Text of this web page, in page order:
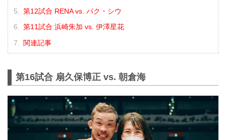
第12試合 RENA vs. パク・シウ
第11試合 浜崎朱加 vs. 伊澤星花
関連記事
第16試合 扇久保博正 vs. 朝倉海